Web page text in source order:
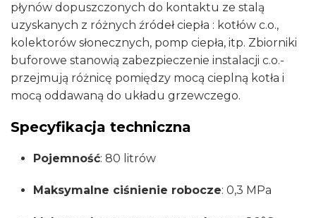
gniazdem
na
grzałkę
6/4"
ELEKTROMET
BW-
08-
płynów dopuszczonych do kontaktu ze stalą
uzyskanych z różnych źródeł ciepła : kotłów c.o.,
kolektorów słonecznych, pomp ciepła, itp. Zbiorniki
buforowe stanowią zabezpieczenie instalacji c.o.-
przejmują różnicę pomiędzy mocą cieplną kotła i
mocą oddawaną do układu grzewczego.
Specyfikacja techniczna
Pojemność: 80 litrów
Maksymalne ciśnienie robocze: 0,3 MPa